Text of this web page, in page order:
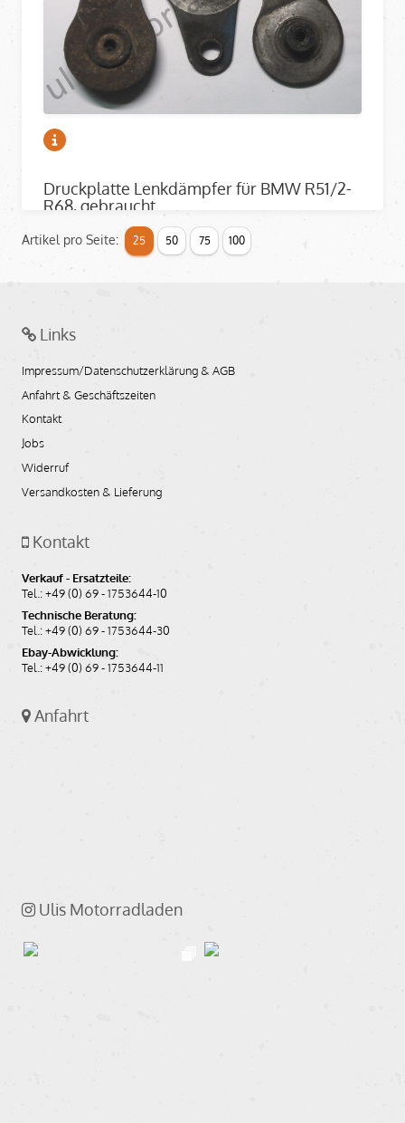
Druckplatte Lenkdämpfer für BMW R51/2-
R68, gebraucht
gebraucht
Artikelnummer: 2000450GEB
(inkl. MwSt.)
EUR
Artikel pro Seite: 25 50 75 100
Links
Impressum/Datenschutzerklärung & AGB
Anfahrt & Geschäftszeiten
Kontakt
Jobs
Widerruf
Versandkosten & Lieferung
Kontakt
Verkauf - Ersatzteile:
Tel.: +49 (0) 69 - 1753644-10
Technische Beratung:
Tel.: +49 (0) 69 - 1753644-30
Ebay-Abwicklung:
Tel.: +49 (0) 69 - 1753644-11
Anfahrt
Ulis Motorradladen